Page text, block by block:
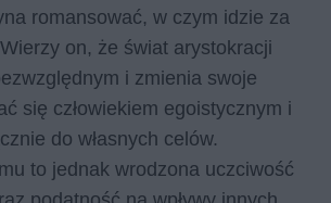
romansować, w czym idzie za
on, że świat arystokracji
i zmienia swoje
się człowiekiem egoistycznym i
do własnych celów.
to jednak wrodzona uczciwość